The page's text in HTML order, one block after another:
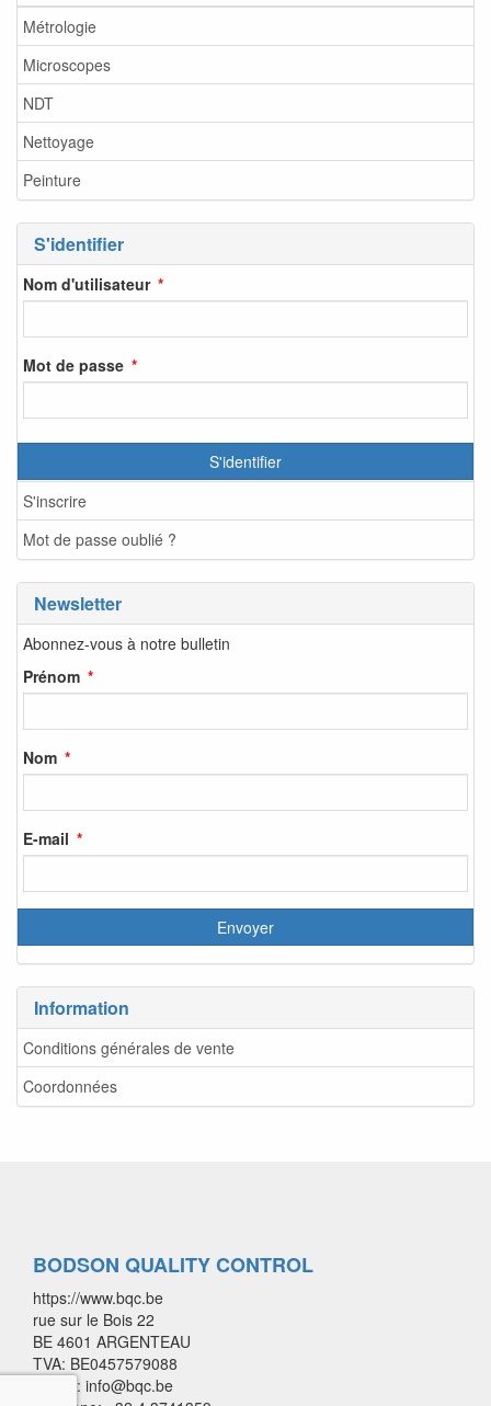
Métrologie
Microscopes
NDT
Nettoyage
Peinture
S'identifier
Nom d'utilisateur
Mot de passe
S'identifier
S'inscrire
Mot de passe oublié ?
Newsletter
Abonnez-vous à notre bulletin
Prénom
Nom
E-mail
Information
Conditions générales de vente
Coordonnées
BODSON QUALITY CONTROL
https://www.bqc.be
rue sur le Bois 22
BE 4601 ARGENTEAU
TVA: BE0457579088
E-mail: info@bqc.be